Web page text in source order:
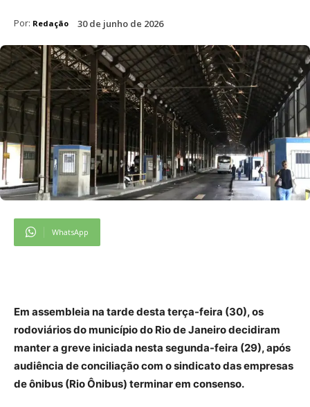
Por: Redação 30 de junho de 2026
WhatsApp
Em assembleia na tarde desta terça-feira (30), os
rodoviários do município do Rio de Janeiro decidiram
manter a greve iniciada nesta segunda-feira (29), após
audiência de conciliação com o sindicato das empresas
de ônibus (Rio Ônibus) terminar em consenso.